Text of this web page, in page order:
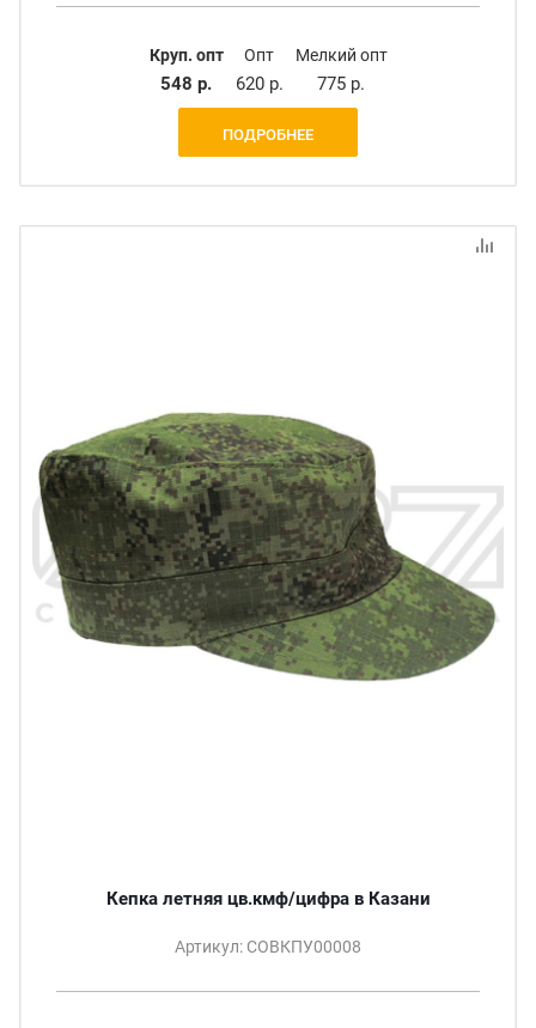
Круп. опт
548 р.
Опт
620 р.
Мелкий опт
775 р.
ПОДРОБНЕЕ
Кепка летняя цв.кмф/цифра в Казани
Артикул: СОВКПУ00008